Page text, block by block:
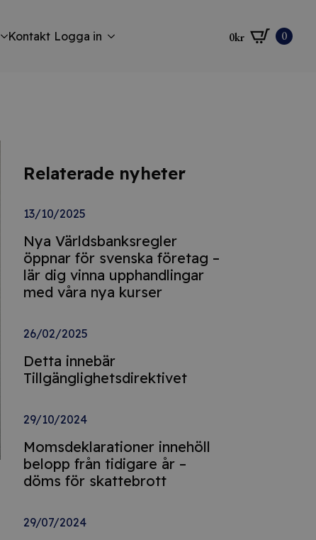
Kontakt Logga in 0kr 0
Relaterade nyheter
13/10/2025
Nya Världsbanksregler
öppnar för svenska företag –
lär dig vinna upphandlingar
med våra nya kurser
26/02/2025
Detta innebär
Tillgänglighetsdirektivet
29/10/2024
Momsdeklarationer innehöll
belopp från tidigare år –
döms för skattebrott
29/07/2024